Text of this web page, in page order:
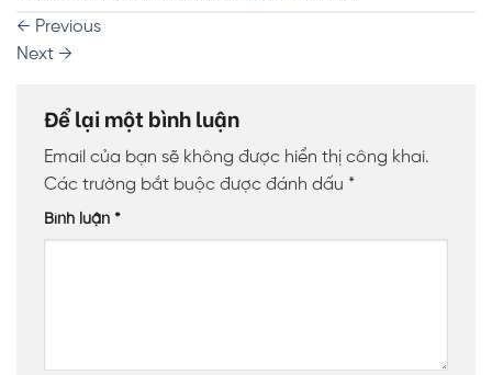
← Previous
Next →
Để lại một bình luận
Email của bạn sẽ không được hiển thị công khai.
Các trường bắt buộc được đánh dấu *
Bình luận *